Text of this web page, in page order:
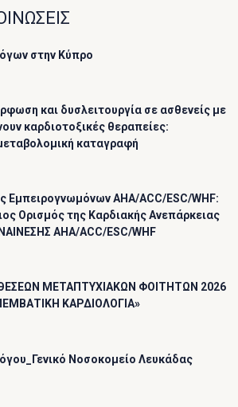
στην Κύπρο
και δυσλειτουργία σε ασθενείς με
καρδιοτοξικές θεραπείες:
καταγραφή
Εμπειρογνωμόνων AHA/ACC/ESC/WHF:
Ορισμός της Καρδιακής Ανεπάρκειας
AHA/ACC/ESC/WHF
ΜΕΤΑΠΤΥΧΙΑΚΩΝ ΦΟΙΤΗΤΩΝ 2026
ΚΑΡΔΙΟΛΟΓΙΑ»
Νοσοκομείο Λευκάδας